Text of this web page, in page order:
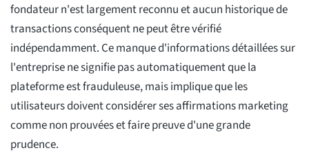
fondateur n'est largement reconnu et aucun historique de
transactions conséquent ne peut être vérifié
indépendamment. Ce manque d'informations détaillées sur
l'entreprise ne signifie pas automatiquement que la
plateforme est frauduleuse, mais implique que les
utilisateurs doivent considérer ses affirmations marketing
comme non prouvées et faire preuve d'une grande
prudence.